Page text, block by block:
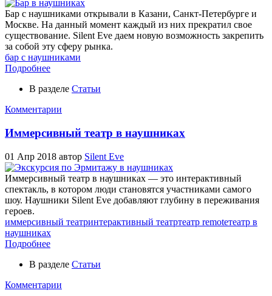
Бар с наушниками открывали в Казани, Санкт-Петербурге и
Москве. На данный момент каждый из них прекратил свое
существование. Silent Eve даем новую возможность закрепить
за собой эту сферу рынка.
бар с наушниками
Подробнее
В разделе Статьи
Комментарии
Иммерсивный театр в наушниках
01 Апр 2018 автор Silent Eve
Иммерсивный театр в наушниках — это интерактивный
спектакль, в котором люди становятся участниками самого
шоу. Наушники Silent Eve добавляют глубину в переживания
героев.
иммерсивный театринтерактивный театртеатр remoteтеатр в
наушниках
Подробнее
В разделе Статьи
Комментарии